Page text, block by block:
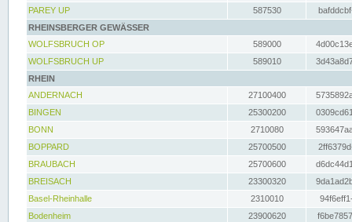
PAREY UP
587530
RHEINSBERGER GEWÄSSER
WOLFSBRUCH OP
589000
WOLFSBRUCH UP
589010
RHEIN
ANDERNACH
27100400
BINGEN
25300200
BONN
2710080
BOPPARD
25700500
BRAUBACH
25700600
BREISACH
23300320
Basel-Rheinhalle
2310010
Bodenheim
23900620